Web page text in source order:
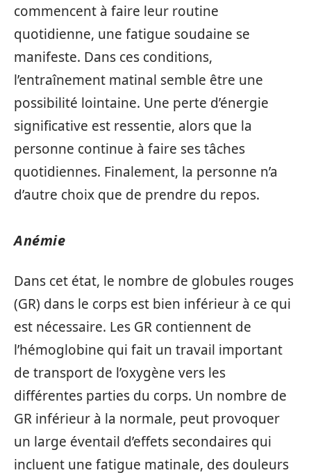
commencent à faire leur routine
quotidienne, une fatigue soudaine se
manifeste. Dans ces conditions,
l’entraînement matinal semble être une
possibilité lointaine. Une perte d’énergie
significative est ressentie, alors que la
personne continue à faire ses tâches
quotidiennes. Finalement, la personne n’a
d’autre choix que de prendre du repos.
Anémie
Dans cet état, le nombre de globules rouges
(GR) dans le corps est bien inférieur à ce qui
est nécessaire. Les GR contiennent de
l’hémoglobine qui fait un travail important
de transport de l’oxygène vers les
différentes parties du corps. Un nombre de
GR inférieur à la normale, peut provoquer
un large éventail d’effets secondaires qui
incluent une fatigue matinale, des douleurs